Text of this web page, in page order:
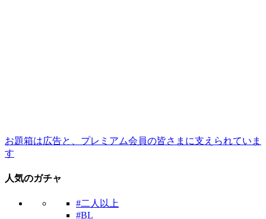
お題箱は広告と、プレミアム会員の皆さまに支えられていま
す
人気のガチャ
#二人以上
#BL